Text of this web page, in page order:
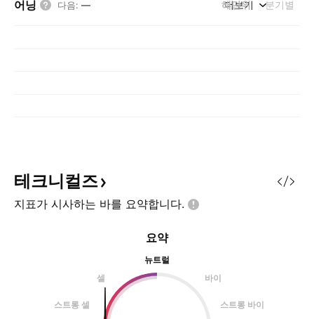
어닝 다음: — 해단위 분기별
더보기
테크니컬즈
지표가 시사하는 바를 요약합니다.
요약
뉴트럴
셀
바이
스트롱 셀 스트롱 바이